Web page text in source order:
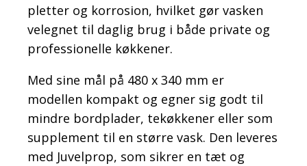
pletter og korrosion, hvilket gør vasken
velegnet til daglig brug i både private og
professionelle køkkener.
Med sine mål på 480 x 340 mm er
modellen kompakt og egner sig godt til
mindre bordplader, tekøkkener eller som
supplement til en større vask. Den leveres
med Juvelprop, som sikrer en tæt og